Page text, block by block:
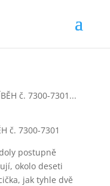
č. 7300-7301
postupně
okolo deseti
jak tyhle dvě